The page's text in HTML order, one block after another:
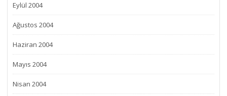
Eylül 2004
Ağustos 2004
Haziran 2004
Mayıs 2004
Nisan 2004